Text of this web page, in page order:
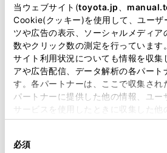
当ウェブサイト(toyota.jp
Cookie(クッキー)を使用して、ユーザ
ツや広告の表示、ソーシャルメディア
数やクリック数の測定を行っています
サイト利用状況についても情報を収集
アや広告配信、データ解析の各パート
す。各パートナーは、ここで収集され
パートナーに提供した他の情報、ユー
サービスを使用したときに収集した他
使用することがあります。当ウェブサ
必須
バリアフリー/フラットフロア
車
扱
ベビーシート（おむつ交換用
シート）
バ
こ
営業日カレンダー